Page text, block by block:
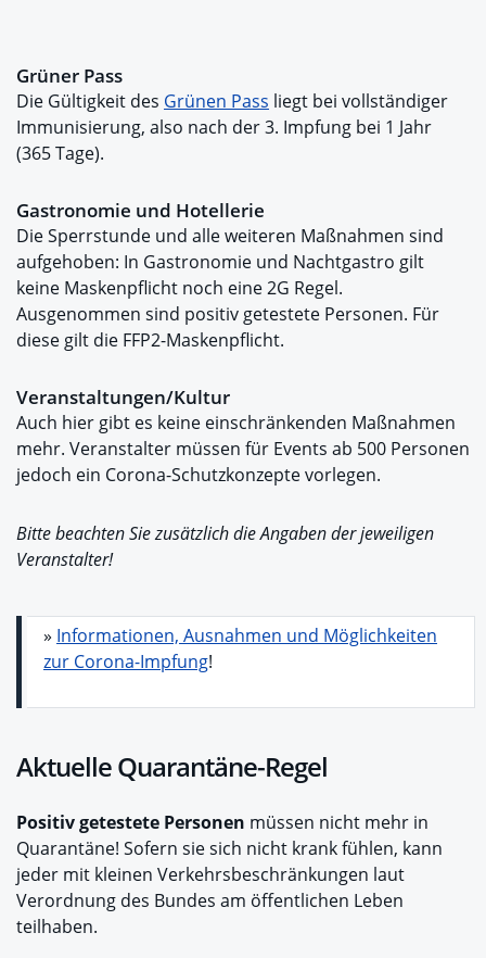
Grüner Pass
Die Gültigkeit des Grünen Pass liegt bei vollständiger
Immunisierung, also nach der 3. Impfung bei 1 Jahr
(365 Tage).
Gastronomie und Hotellerie
Die Sperrstunde und alle weiteren Maßnahmen sind
aufgehoben: In Gastronomie und Nachtgastro gilt
keine Maskenpflicht noch eine 2G Regel.
Ausgenommen sind positiv getestete Personen. Für
diese gilt die FFP2-Maskenpflicht.
Veranstaltungen/Kultur
Auch hier gibt es keine einschränkenden Maßnahmen
mehr. Veranstalter müssen für Events ab 500 Personen
jedoch ein Corona-Schutzkonzepte vorlegen.
Bitte beachten Sie zusätzlich die Angaben der jeweiligen
Veranstalter!
» Informationen, Ausnahmen und Möglichkeiten
zur Corona-Impfung!
Aktuelle Quarantäne-Regel
Positiv getestete Personen müssen nicht mehr in
Quarantäne! Sofern sie sich nicht krank fühlen, kann
jeder mit kleinen Verkehrsbeschränkungen laut
Verordnung des Bundes am öffentlichen Leben
teilhaben.